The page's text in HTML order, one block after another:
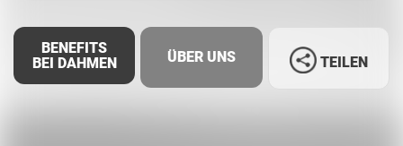
BENEFITS
BEI DAHMEN
ÜBER UNS TEILEN